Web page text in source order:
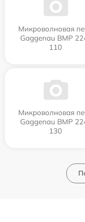
Микроволновая
Gaggenau BMP
110
Микроволновая
Gaggenau BMP
130